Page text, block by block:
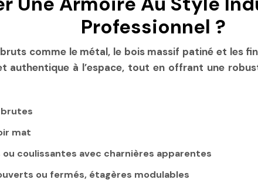
Professionnel ?
comme le métal, le bois massif patiné et les
authentique à l’espace, tout en offrant une
mat
coulissantes avec charnières apparentes
ou fermés, étagères modulables